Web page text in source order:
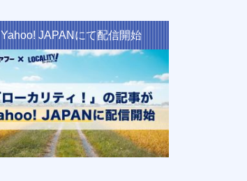
Yahoo! JAPANにて配信開始